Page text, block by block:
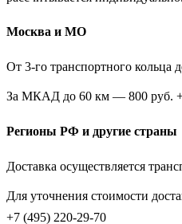
Москва и МО
От 3-го транспортного
За МКАД до 60 км — 800 руб.
Регионы РФ и другие страны
Доставка осуществляется
Для уточнения стоимости
+7 (495) 220-29-70